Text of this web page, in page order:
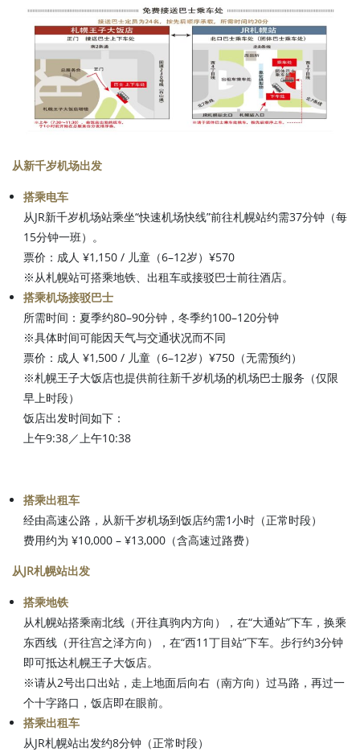
从新千岁机场出发
搭乘电车
从JR新千岁机场站乘坐“快速机场快线”前往札幌站约需37分钟（每
15分钟一班）。
票价：成人 ¥1,150 / 儿童（6–12岁）¥570
※从札幌站可搭乘地铁、出租车或接驳巴士前往酒店。
搭乘机场接驳巴士
所需时间：夏季约80–90分钟，冬季约100–120分钟
※具体时间可能因天气与交通状况而不同
票价：成人 ¥1,500 / 儿童（6–12岁）¥750（无需预约）
※札幌王子大饭店也提供前往新千岁机场的机场巴士服务（仅限
早上时段）
饭店出发时间如下：
上午9:38／上午10:38
搭乘出租车
经由高速公路，从新千岁机场到饭店约需1小时（正常时段）
费用约为 ¥10,000 – ¥13,000（含高速过路费）
从JR札幌站出发
搭乘地铁
从札幌站搭乘南北线（开往真驹内方向），在“大通站”下车，换乘
东西线（开往宫之泽方向），在“西11丁目站”下车。步行约3分钟
即可抵达札幌王子大饭店。
※请从2号出口出站，走上地面后向右（南方向）过马路，再过一
个十字路口，饭店即在眼前。
搭乘出租车
从JR札幌站出发约8分钟（正常时段）